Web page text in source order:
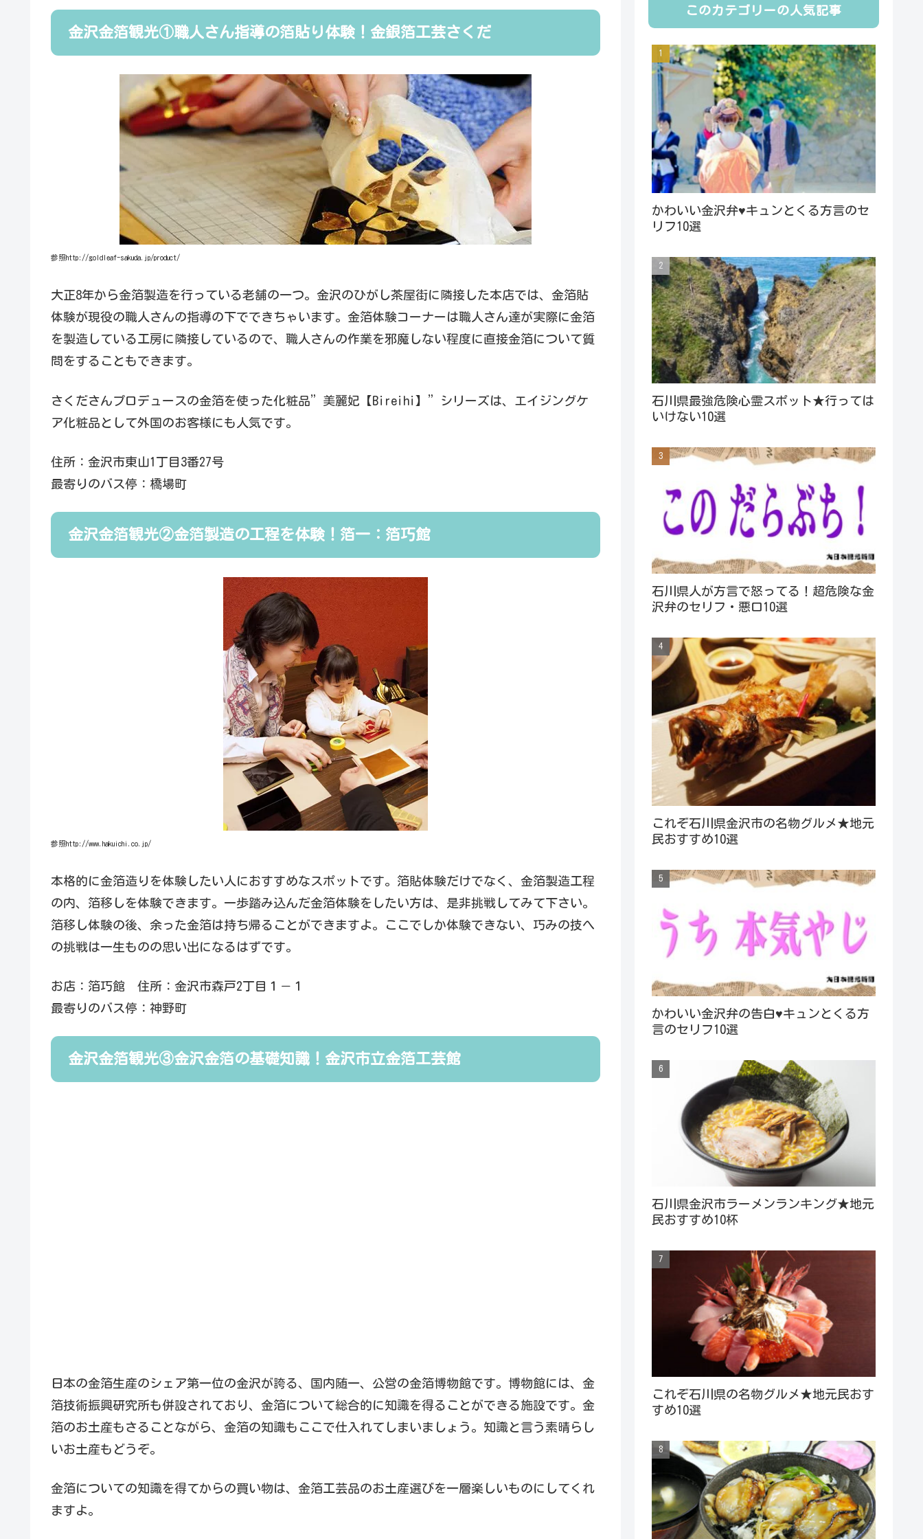
金沢金箔観光①職人さん指導の箔貼り体験！金銀箔工芸さくだ
参照http://goldleaf-sakuda.jp/product/
大正8年から金箔製造を行っている老舗の一つ。金沢のひがし茶屋街に隣接した本店では、金箔貼
体験が現役の職人さんの指導の下でできちゃいます。金箔体験コーナーは職人さん達が実際に金箔
を製造している工房に隣接しているので、職人さんの作業を邪魔しない程度に直接金箔について質
問をすることもできます。
さくださんプロデュースの金箔を使った化粧品”美麗妃【Bireihi】”シリーズは、エイジングケ
ア化粧品として外国のお客様にも人気です。
住所：金沢市東山1丁目3番27号
最寄りのバス停：橋場町
金沢金箔観光②金箔製造の工程を体験！箔一：箔巧館
参照http://www.hakuichi.co.jp/
本格的に金箔造りを体験したい人におすすめなスポットです。箔貼体験だけでなく、金箔製造工程
の内、箔移しを体験できます。一歩踏み込んだ金箔体験をしたい方は、是非挑戦してみて下さい。
箔移し体験の後、余った金箔は持ち帰ることができますよ。ここでしか体験できない、巧みの技へ
の挑戦は一生ものの思い出になるはずです。
お店：箔巧館 住所：金沢市森戸2丁目１－１
最寄りのバス停：神野町
金沢金箔観光③金沢金箔の基礎知識！金沢市立金箔工芸館
日本の金箔生産のシェア第一位の金沢が誇る、国内随一、公営の金箔博物館です。博物館には、金
箔技術振興研究所も併設されており、金箔について総合的に知識を得ることができる施設です。金
箔のお土産もさることながら、金箔の知識もここで仕入れてしまいましょう。知識と言う素晴らし
いお土産もどうぞ。
金箔についての知識を得てからの買い物は、金箔工芸品のお土産選びを一層楽しいものにしてくれ
ますよ。
このカテゴリーの人気記事
かわいい金沢弁♥キュンとくる方言のセ
リフ10選
石川県最強危険心霊スポット★行っては
いけない10選
石川県人が方言で怒ってる！超危険な金
沢弁のセリフ・悪口10選
これぞ石川県金沢市の名物グルメ★地元
民おすすめ10選
かわいい金沢弁の告白♥キュンとくる方
言のセリフ10選
石川県金沢市ラーメンランキング★地元
民おすすめ10杯
これぞ石川県の名物グルメ★地元民おす
すめ10選